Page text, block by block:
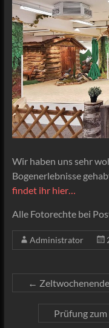
Wir haben uns sehr
Bogenerlebnisse
findet ihr hier…
Alle Fotorechte bei
Administrator
←
Prüfung